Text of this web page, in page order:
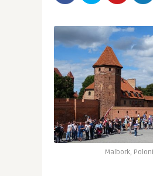
Malbork,